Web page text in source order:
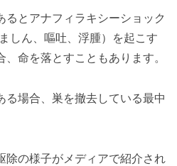
るとアナフィラキシーショック
しん、嘔吐、浮腫）を起こす
命を落とすこともあります。
る場合、巣を撤去している最中
除の様子がメディアで紹介され